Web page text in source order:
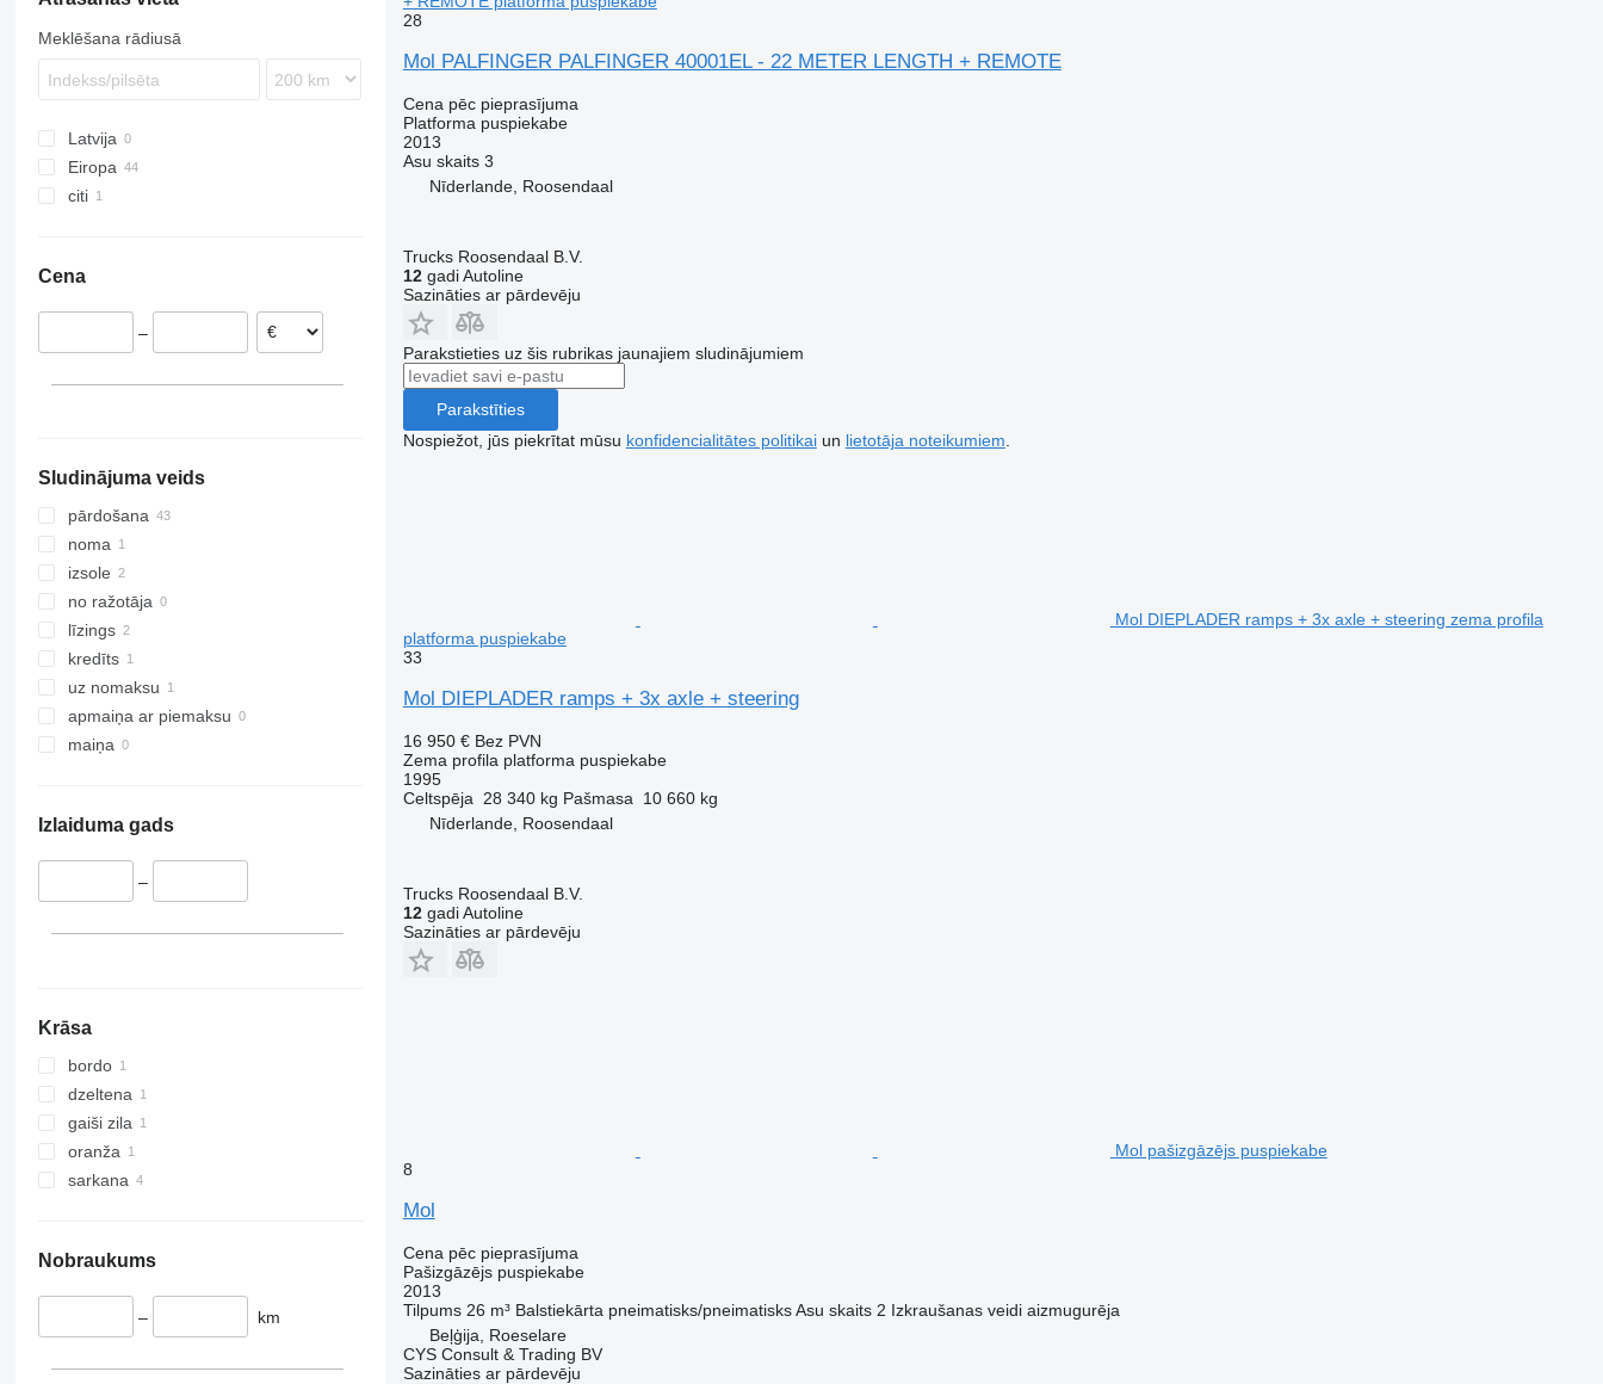
Meklēšana rādiusā
Latvija
Eiropa
Portugāle
citi
Cena
–
Sludinājuma veids
pārdošana
noma
izsole
no ražotāja
līzings
kredīts
uz nomaksu
apmaiņa ar piemaksu
maiņa
Izlaiduma gads
–
Krāsa
bordo
dzeltena
gaiši zila
oranža
sarkana
Nobraukums
– km
28
Mol PALFINGER PALFINGER 40001EL - 22 METER LENGTH + REMOTE
Cena pēc pieprasījuma
Platforma puspiekabe
2013
Asu skaits 3
Nīderlande, Roosendaal
Trucks Roosendaal B.V.
12gadi Autoline
Sazināties ar pārdevēju
Parakstieties uz šis rubrikas jaunajiem sludinājumiem
Parakstīties
Nospiežot, jūs piekrītat mūsu konfidencialitātes politikaiun lietotāja noteikumiem
Mol DIEPLADER ramps + 3x axle + steering zema profila
platforma puspiekabe
33
Mol DIEPLADER ramps + 3x axle + steering
16 950 € Bez PVN
Zema profila platforma puspiekabe
1995
Celtspēja
28 340 kg Pašmasa
10 660 kg
Nīderlande, Roosendaal
Trucks Roosendaal B.V.
12gadi Autoline
Sazināties ar pārdevēju
Mol pašizgāzējs puspiekabe
8
Mol
Cena pēc pieprasījuma
Pašizgāzējs puspiekabe
2013
Tilpums 26 m³ Balstiekārta pneimatisks/pneimatisks Asu skaits 2 Izkraušanas veidi aizmugurēja
Beļģija, Roeselare
CYS Consult & Trading BV
Sazināties ar pārdevēju